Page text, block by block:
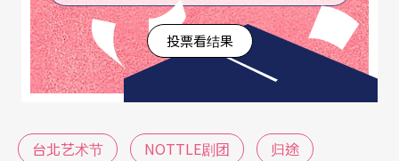
投票看结果
台北艺术节 NOTTLE剧团
归途